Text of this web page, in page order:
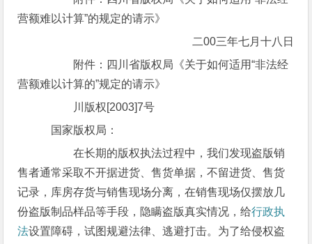
营额难以计算”的规定的请示》
二00三年七月十八日
附件：四川省版权局《关于如何适用“非法经
营额难以计算的”规定的请示》
川版权[2003]7号
国家版权局：
在长期的版权执法过程中，我们发现盗版销
售者通常采取不开据进货、售货单据，不留进货、售货
记录，库房存货与销售现场分离，在销售现场仅摆放几
份盗版制品样品等手段，隐瞒盗版真实情况，给行政执
法设置障碍，试图规避法律、逃避打击。为了给侵权盗